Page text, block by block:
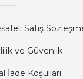
Diğer
Satış
ve Güvenlik
İade Koşullari